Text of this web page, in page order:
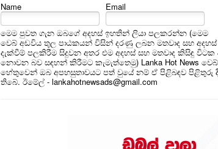
Name
Email
මෙම පුවත ගැන ඔබගේ අදහස් ඉහතින් ලියා පලකරන්න (මෙම
වෙබ් අඩවිය තුල පාඨකයන් විසින් දරණු ලබන මතවාද සහ අදහස්
දැක්වීම් පලකිරීම සිදුවන අතර එම අදහස් සහ මතවාද කිසිඳු
නොවන බව සඳහන් කිරීමට කැමැත්තෙමු) Lanka Hot News
හේතුවෙන් ඔබ අපහසුතාවයට පත් වුයේ නම් ඒ පිළිබඳව පිළිතුරු
තිබේ. ඊමේල් - lankahotnewsads@gmail.com